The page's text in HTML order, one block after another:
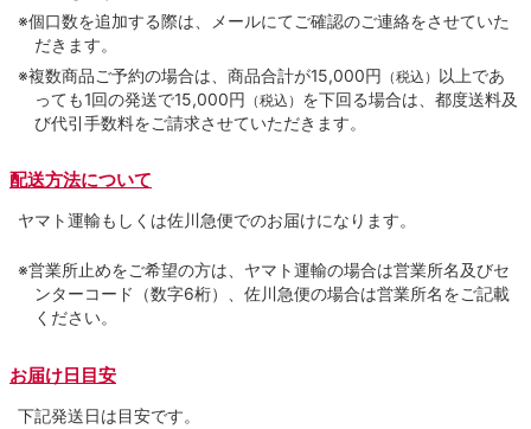
※個口数を追加する際は、メールにてご確認のご連絡をさせていた
だきます。
※複数商品ご予約の場合は、商品合計が15,000円 （税込） 以上であ
っても1回の発送で15,000円 （税込） を下回る場合は、都度送料及
び代引手数料をご請求させていただきます。
配送方法について
ヤマト運輸もしくは佐川急便でのお届けになります。
※営業所止めをご希望の方は、ヤマト運輸の場合は営業所名及びセ
ンターコード（数字6桁）、佐川急便の場合は営業所名をご記載
ください。
お届け日目安
下記発送日は目安です。